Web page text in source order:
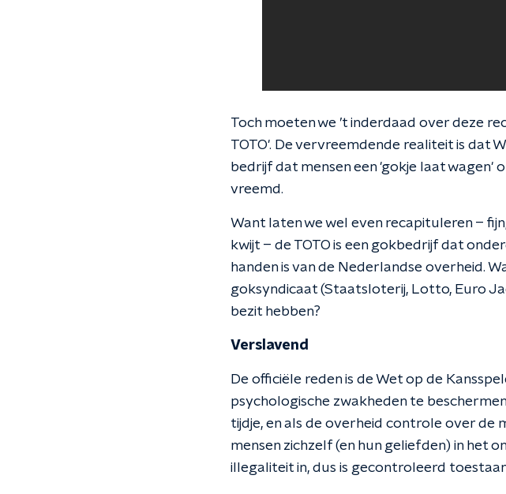
Toch moeten we ’t inderdaad over deze
TOTO'. De vervreemdende realiteit is dat
bedrijf dat mensen een 'gokje laat wagen'
vreemd.
Want laten we wel even recapituleren –
kwijt – de TOTO is een gokbedrijf dat
handen is van de Nederlandse overheid.
goksyndicaat (Staatsloterij, Lotto, Euro
bezit hebben?
Verslavend
De officiële reden is de Wet op de
psychologische zwakheden te
tijdje, en als de overheid controle over de
mensen zichzelf (en hun geliefden) in het
illegaliteit in, dus is gecontroleerd